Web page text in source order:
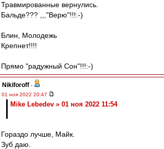
Травмированные вернулись.
Бальде??? ,,,"Верю"!!!:-)
Блин, Молодежь
Крепнет!!!!
Прямо "радужный Сон"!!!:-)
Nikiforoff -
01 ноя 2022 20:47
Mike Lebedev » 01 ноя 2022 11:54
Гораздо лучше, Майк.
Зуб даю.